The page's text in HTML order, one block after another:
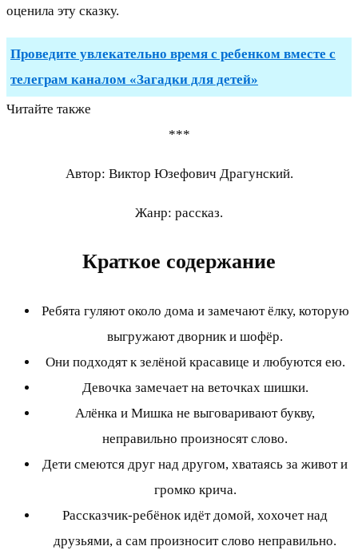
оценила эту сказку.
Проведите увлекательно время с ребенком вместе с
телеграм каналом «Загадки для детей»
Читайте также
***
Автор: Виктор Юзефович Драгунский.
Жанр: рассказ.
Краткое содержание
Ребята гуляют около дома и замечают ёлку, которую
выгружают дворник и шофёр.
Они подходят к зелёной красавице и любуются ею.
Девочка замечает на веточках шишки.
Алёнка и Мишка не выговаривают букву,
неправильно произносят слово.
Дети смеются друг над другом, хватаясь за живот и
громко крича.
Рассказчик-ребёнок идёт домой, хохочет над
друзьями, а сам произносит слово неправильно.